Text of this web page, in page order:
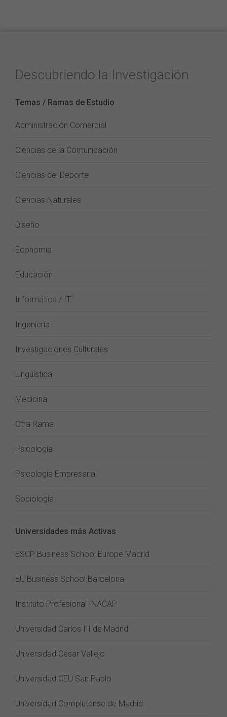
Descubriendo la Investigación
Temas / Ramas de Estudio
Administración Comercial
Ciencias de la Comunicación
Ciencias del Deporte
Ciencias Naturales
Diseño
Economía
Educación
Informática / IT
Ingeniería
Investigaciones Culturales
Lingüística
Medicina
Otra Rama
Psicología
Psicología Empresarial
Sociología
Universidades más Activas
ESCP Business School Europe Madrid
EU Business School Barcelona
Instituto Profesional INACAP
Universidad Carlos III de Madrid
Universidad César Vallejo
Universidad CEU San Pablo
Universidad Complutense de Madrid